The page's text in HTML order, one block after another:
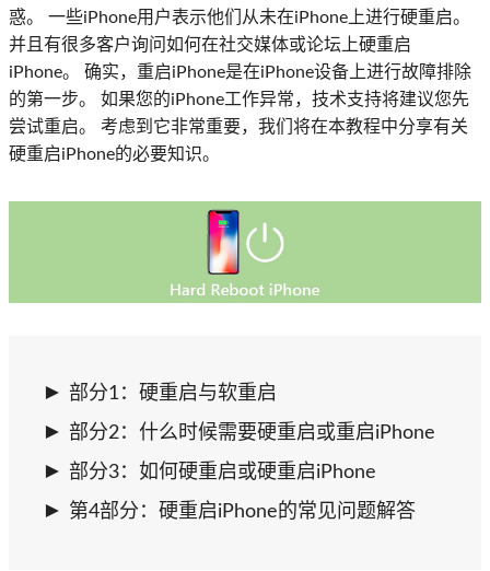
惑。 一些iPhone用户表示他们从未在iPhone上进行硬重启。
并且有很多客户询问如何在社交媒体或论坛上硬重启
iPhone。 确实，重启iPhone是在iPhone设备上进行故障排除
的第一步。 如果您的iPhone工作异常，技术支持将建议您先
尝试重启。 考虑到它非常重要，我们将在本教程中分享有关
硬重启iPhone的必要知识。
部分1：硬重启与软重启
部分2：什么时候需要硬重启或重启iPhone
部分3：如何硬重启或硬重启iPhone
第4部分：硬重启iPhone的常见问题解答